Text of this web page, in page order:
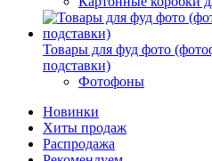
Товары для фуд фото
подставки)
Фотофоны
Новинки
Хиты продаж
Распродажа